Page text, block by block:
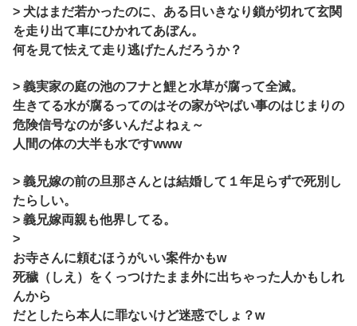
> 犬はまだ若かったのに、ある日いきなり鎖が切れて玄関
を走り出て車にひかれてあぼん。
何を見て怯えて走り逃げたんだろうか？
> 義実家の庭の池のフナと鯉と水草が腐って全滅。
生きてる水が腐るってのはその家がやばい事のはじまりの
危険信号なのが多いんだよねぇ～
人間の体の大半も水ですwww
> 義兄嫁の前の旦那さんとは結婚して１年足らずで死別し
たらしい。
> 義兄嫁両親も他界してる。
>
お寺さんに頼むほうがいい案件かもw
死穢（しえ）をくっつけたまま外に出ちゃった人かもしれ
んから
だとしたら本人に罪ないけど迷惑でしょ？w